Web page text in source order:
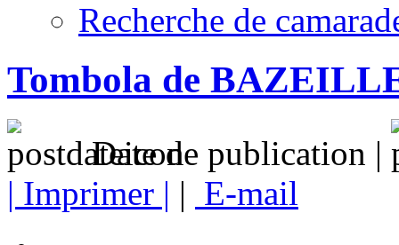
Recherche de
Tombola de
Date de publication |
| Imprimer | | E-mail